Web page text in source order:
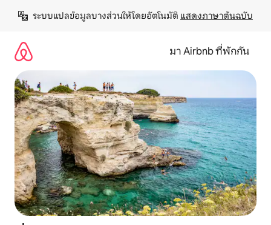
เนื้อหา
ระบบแปลข้อมูลบางส่วนให้โดยอัตโนมัติ แสดงภาษาต้นฉบับ
มา Airbnb ที่พักกัน